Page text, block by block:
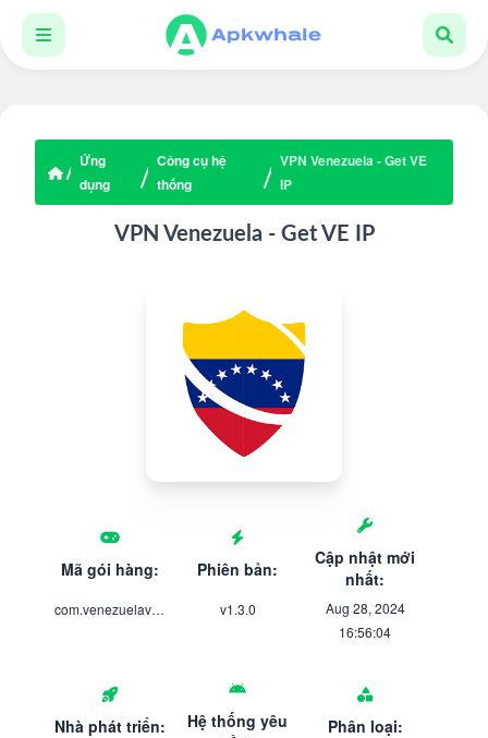
Ứng
dụng
Công cụ hệ
thống
VPN Venezuela - Get VE
IP
VPN Venezuela - Get VE IP
Mã gói hàng:
com.venezuelavpn.flare
Phiên bản:
v1.3.0
Cập nhật mới
nhất:
Aug 28, 2024
16:56:04
Nhà phát triển:
Hệ thống yêu
Phân loại: